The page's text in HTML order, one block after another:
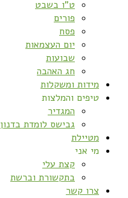
ט”ו בשבט
פורים
פסח
יום העצמאות
שבועות
חג האהבה
מידות ומשקלות
טיפים והמלצות
המגדיר
גבישס לומדת בדנון
מטיילת
מי אני
קצת עלי
בתקשורת וברשת
צרו קשר